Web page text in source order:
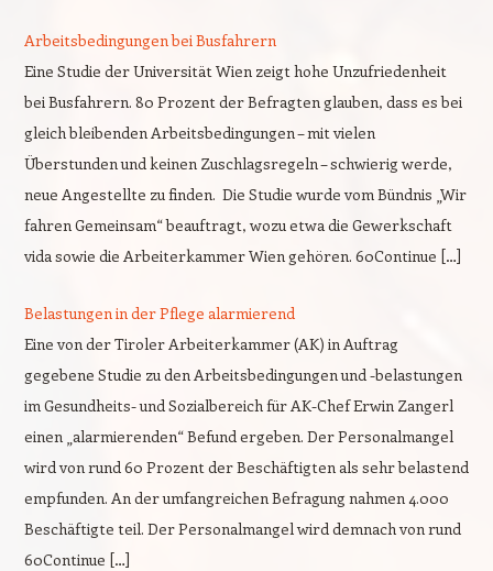
Arbeitsbedingungen bei Busfahrern
Eine Studie der Universität Wien zeigt hohe Unzufriedenheit
bei Busfahrern. 80 Prozent der Befragten glauben, dass es bei
gleich bleibenden Arbeitsbedingungen – mit vielen
Überstunden und keinen Zuschlagsregeln – schwierig werde,
neue Angestellte zu finden. Die Studie wurde vom Bündnis „Wir
fahren Gemeinsam“ beauftragt, wozu etwa die Gewerkschaft
vida sowie die Arbeiterkammer Wien gehören. 60Continue […]
Belastungen in der Pflege alarmierend
Eine von der Tiroler Arbeiterkammer (AK) in Auftrag
gegebene Studie zu den Arbeitsbedingungen und -belastungen
im Gesundheits- und Sozialbereich für AK-Chef Erwin Zangerl
einen „alarmierenden“ Befund ergeben. Der Personalmangel
wird von rund 60 Prozent der Beschäftigten als sehr belastend
empfunden. An der umfangreichen Befragung nahmen 4.000
Beschäftigte teil. Der Personalmangel wird demnach von rund
60Continue […]